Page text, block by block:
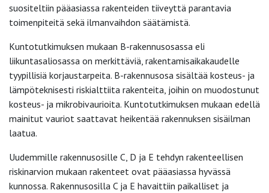
suositeltiin pääasiassa rakenteiden tiiveyttä parantavia
toimenpiteitä sekä ilmanvaihdon säätämistä.
Kuntotutkimuksen mukaan B-rakennusosassa eli
liikuntasaliosassa on merkittäviä, rakentamisaikakaudelle
tyypillisiä korjaustarpeita. B-rakennusosa sisältää kosteus- ja
lämpöteknisesti riskialttiita rakenteita, joihin on muodostunut
kosteus- ja mikrobivaurioita. Kuntotutkimuksen mukaan edellä
mainitut vauriot saattavat heikentää rakennuksen sisäilman
laatua.
Uudemmille rakennusosille C, D ja E tehdyn rakenteellisen
riskinarvion mukaan rakenteet ovat pääasiassa hyvässä
kunnossa. Rakennusosilla C ja E havaittiin paikalliset ja